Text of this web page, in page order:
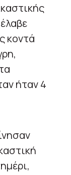
κοντά
ήταν 4